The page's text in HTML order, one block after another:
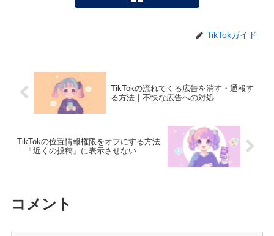
TikTokガイド
TikTokの流れてくる広告を消す・通報す
る方法｜不快な広告への対処
TikTokの位置情報権限をオフにする方法
｜「近くの投稿」に表示させない
コメント